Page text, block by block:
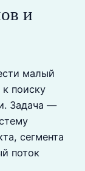
и
малый
к поиску
Задача —
сегмента
поток